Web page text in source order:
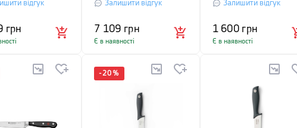
відгук
грн
Залишити відгук
7 109 грн
Є в наявності
Залишити відгук
1 600 грн
Є в наявності
-20 %